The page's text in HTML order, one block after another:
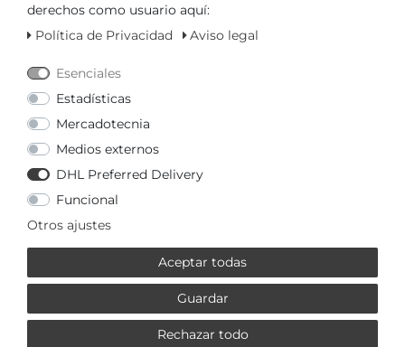
Demanda de precio
EN LA CESTA DE LA COMPRA
Gastos de envío
MEHR VON FREDERIQUE
derechos como usuario aquí:
Política de Privacidad
Aviso legal
Esenciales
Estadísticas
Mercadotecnia
Medios externos
DHL Preferred Delivery
Funcional
Otros ajustes
Aceptar todas
Guardar
Rechazar todo